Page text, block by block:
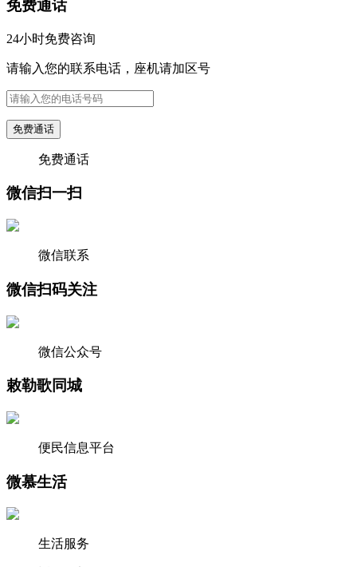
免费通话
24小时免费咨询
请输入您的联系电话，座机请加区号
免费通话
免费通话
微信扫一扫
微信联系
微信扫码关注
微信公众号
敕勒歌同城
便民信息平台
微慕生活
生活服务